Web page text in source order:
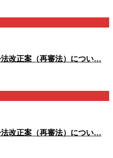
改正案（再審法）につい…
改正案（再審法）につい…